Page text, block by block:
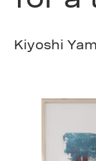
Kiyoshi